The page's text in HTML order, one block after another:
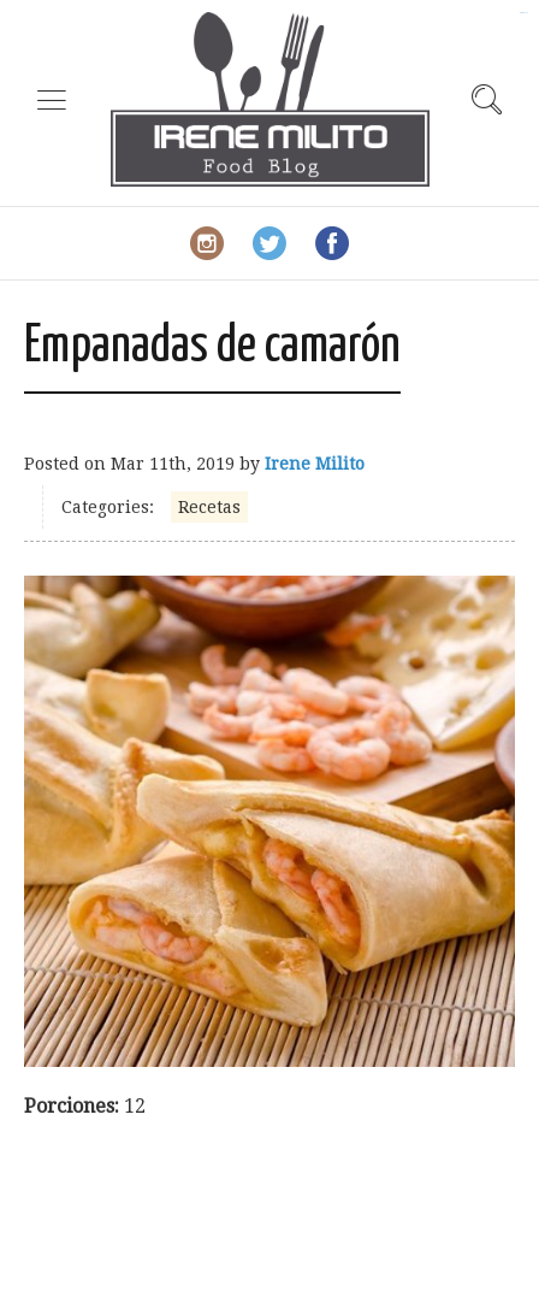
Empanadas de camarón
Posted on Mar 11th, 2019 by Irene Milito
Categories: Recetas
Porciones: 12